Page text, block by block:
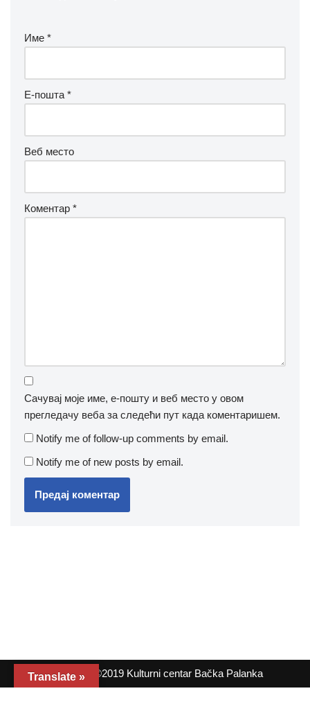
Име *
Е-пошта *
Веб место
Коментар *
Сачувај моје име, е-пошту и веб место у овом
прегледачу веба за следећи пут када коментаришем.
Notify me of follow-up comments by email.
Notify me of new posts by email.
Copyright ©2019 Kulturni centar Bačka Palanka
Translate »